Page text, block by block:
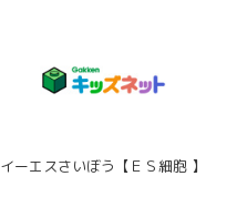
イーエスさいぼう【ＥＳ細胞 】